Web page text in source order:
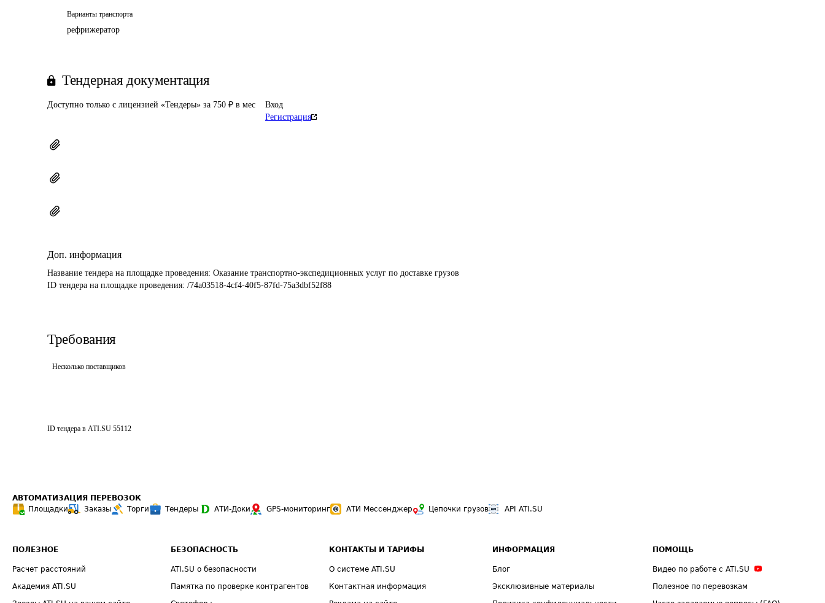
Варианты транспорта
рефрижератор
Тендерная документация
Доступно только с лицензией «Тендеры» за 750 ₽ в мес
Вход
Регистрация
Доп. информация
Название тендера на площадке проведения: Оказание транспортно-экспедиционных услуг по доставке грузов
ID тендера на площадке проведения: /74a03518-4cf4-40f5-87fd-75a3dbf52f88
Требования
Несколько поставщиков
ID тендера в ATI.SU 55112
АВТОМАТИЗАЦИЯ ПЕРЕВОЗОК
Площадки
Заказы Торги Тендеры АТИ-Доки GPS-мониторинг АТИ Мессенджер Цепочки грузов API ATI.SU
ПОЛЕЗНОЕ
Расчет расстояний
Академия ATI.SU
БЕЗОПАСНОСТЬ
ATI.SU о безопасности
Памятка по проверке контрагентов
КОНТАКТЫ И ТАРИФЫ
О системе ATI.SU
Контактная информация
ИНФОРМАЦИЯ
Блог
Эксклюзивные материалы
ПОМОЩЬ
Видео по работе с ATI.SU
Полезное по перевозкам